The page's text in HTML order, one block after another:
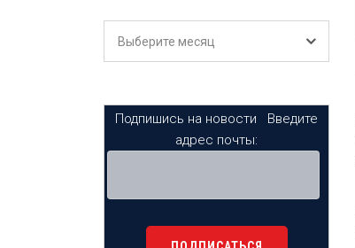
Выберите месяц
Подпишись на новости
Введите
адрес почты: